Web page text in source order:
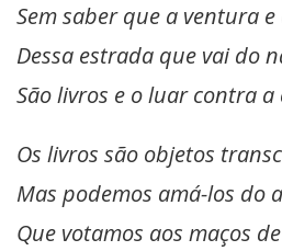
Sem saber que a ventura
Dessa estrada que vai do
São livros e o luar contra
Os livros são objetos
Mas podemos amá-los do
Que votamos aos maços